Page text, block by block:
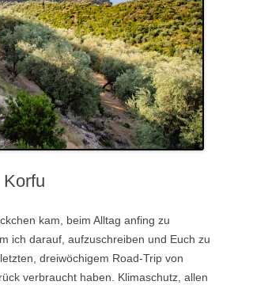
kam, beim Alltag anfing zu
ich darauf, aufzuschreiben und Euch zu
dreiwöchigem Road-Trip von
verbraucht haben. Klimaschutz, allen